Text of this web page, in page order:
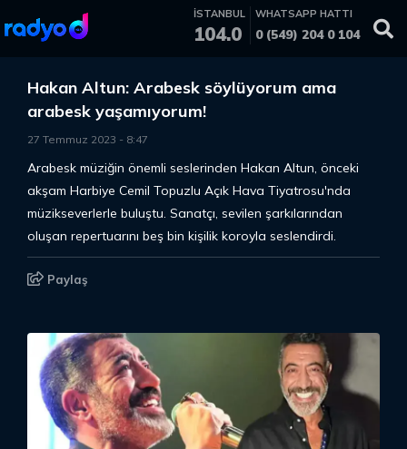
İSTANBUL
104.0
WHATSAPP HATTI
0 (549) 204 0 104
Hakan Altun: Arabesk söylüyorum ama
arabesk yaşamıyorum!
27 Temmuz 2023 - 8:47
Arabesk müziğin önemli seslerinden Hakan Altun, önceki
akşam Harbiye Cemil Topuzlu Açık Hava Tiyatrosu'nda
müzikseverlerle buluştu. Sanatçı, sevilen şarkılarından
oluşan repertuarını beş bin kişilik koroyla seslendirdi.
Paylaş